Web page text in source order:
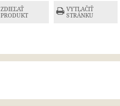
ZDIEĽAŤ
PRODUKT
VYTLAČIŤ
STRÁNKU